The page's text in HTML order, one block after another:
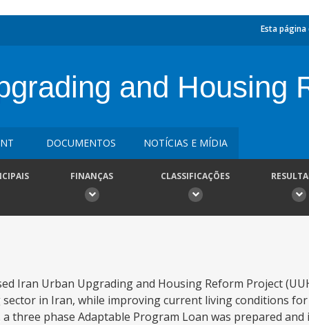
Esta página
and Housing
DOCUMENTOS NOTÍCIAS E MÍDIA
FINANÇAS CLASSIFICAÇÕES
Iran Urban Upgrading and Housing Reform Project
in Iran, while improving current living conditions for
three phase Adaptable Program Loan was prepared